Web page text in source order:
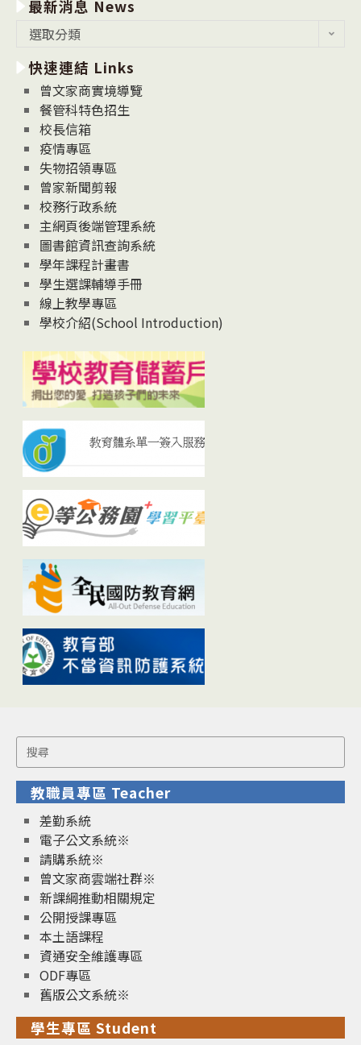
最新消息 News
消
息
News
選取分類
快速連結 Links
曾文家商實境導覽
餐管科特色招生
校長信箱
疫情專區
失物招領專區
曾家新聞剪報
校務行政系統
主網頁後端管理系統
圖書館資訊查詢系統
學年課程計畫書
學生選課輔導手冊
線上教學專區
學校介紹(School Introduction)
Search
for:
教職員專區 Teacher
差勤系統
電子公文系統※
請購系統※
曾文家商雲端社群※
新課綱推動相關規定
公開授課專區
本土語課程
資通安全維護專區
ODF專區
舊版公文系統※
學生專區 Student